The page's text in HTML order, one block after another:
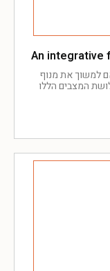
An integrative
למשוך את מנוף
המצבים הללו